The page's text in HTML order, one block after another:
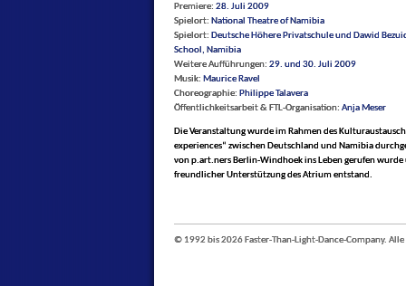
Premiere: 28. Juli 2009
Spielort: National Theatre of Namibia
Spielort: Deutsche Höhere Privatschule und Dawid
School, Namibia
Weitere Aufführungen: 29. und 30. Juli 2009
Musik: Maurice Ravel
Choreographie: Philippe Talavera
Öffentlichkeitsarbeit & FTL-Organisation: Anja Meser
Die Veranstaltung wurde im Rahmen des
experiences“ zwischen Deutschland und Namibia
von p.art.ners Berlin-Windhoek ins Leben gerufen
freundlicher Unterstützung des Atrium entstand.
© 1992 bis 2026 Faster-Than-Light-Dance-Company.